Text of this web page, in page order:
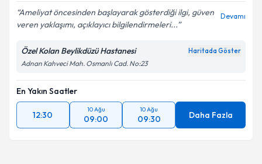
Ameliyat öncesinden başlayarak gösterdiği ilgi, güven
veren yaklaşımı, açıklayıcı bilgilendirmeleri...
Devamı
Özel Kolan Beylikdüzü Hastanesi Haritada Göster
Adnan Kahveci Mah. Osmanlı Cad. No:23
En Yakın Saatler
12:30
10 Ağu
09:00
10 Ağu
09:30 Daha Fazla